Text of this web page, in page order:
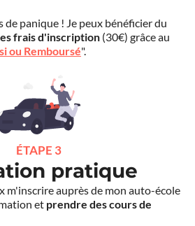
de panique ! Je peux bénéficier du
frais d'inscription (30€) grâce au
ou Remboursé".
ÉTAPE 3
pratique
m'inscrire auprès de mon auto-école
et prendre des cours de